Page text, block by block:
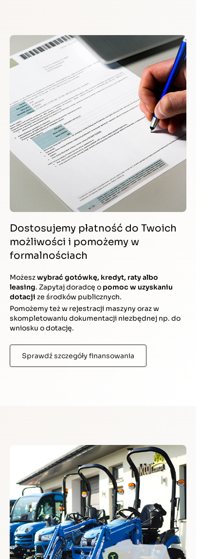
Dostosujemy płatność do Twoich
możliwości i pomożemy w
formalnościach
Możeszwybrać gotówkę, kredyt, raty albo
leasing. Zapytaj doradcę o pomoc w uzyskaniu
dotacji ze środków publicznych.
Pomożemy też w rejestracji maszyny oraz w
skompletowaniu dokumentacji niezbędnej np. do
wniosku o dotację.
Sprawdź szczegóły finansowania